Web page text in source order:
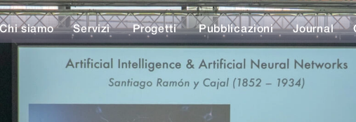
siamo Servizi Progetti Pubblicazioni Journal